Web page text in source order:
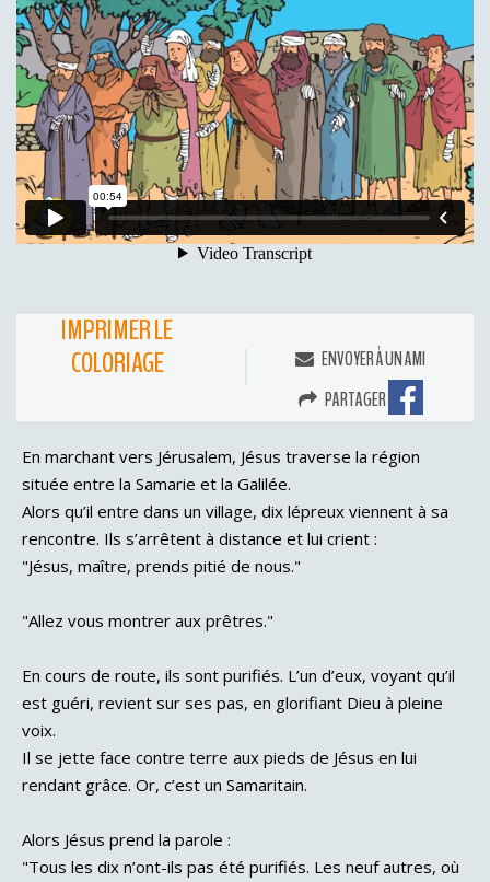
IMPRIMER LE
COLORIAGE
ENVOYER À UN AMI
PARTAGER
En marchant vers Jérusalem, Jésus traverse la région
située entre la Samarie et la Galilée.
Alors qu’il entre dans un village, dix lépreux viennent à sa
rencontre. Ils s’arrêtent à distance et lui crient :
"Jésus, maître, prends pitié de nous."
"Allez vous montrer aux prêtres."
En cours de route, ils sont purifiés. L’un d’eux, voyant qu’il
est guéri, revient sur ses pas, en glorifiant Dieu à pleine
voix.
Il se jette face contre terre aux pieds de Jésus en lui
rendant grâce. Or, c’est un Samaritain.
Alors Jésus prend la parole :
"Tous les dix n’ont-ils pas été purifiés. Les neuf autres, où